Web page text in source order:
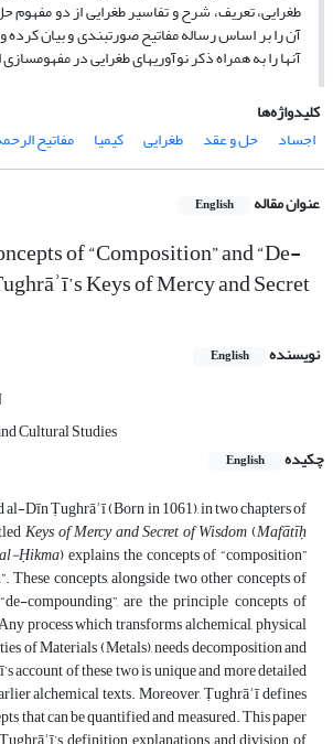
طغرایی، تعریف، شرح و تفاسیر طغرایی از دو مفهوم
آن را بر اساس رساله مفاتیح صورت‏بندی و بیان
آنها را به همراه ذکر نوآوری‏های طغرایی در
کلیدواژه‌ها
اجساد
حل و عقد طغرایی کیمیا مفاتیح
عنوان مقاله English
of “Composition” and “De-
Keys of Mercy and Secret
نویسنده English
Cultural Studies
چکیده
English
Dīn Ṭughrāʾī (Born in 1061), in two chapters of
Keys of Mercy and Secret of Wisdom(Mafātīḥ
Ḥikma) explains the concepts of “composition”
These concepts, alongside two other concepts of
compounding”, are the principle concepts of
process which transforms alchemical, physical
of Materials (Metals), needs decomposition and
account of these two is unique and more detailed
alchemical texts. Moreover, Ṭughrāʾī defines
that can be quantified and measured. This paper